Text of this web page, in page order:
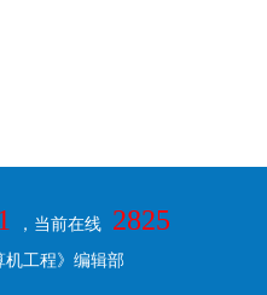
，当前在线 2825
工程》编辑部